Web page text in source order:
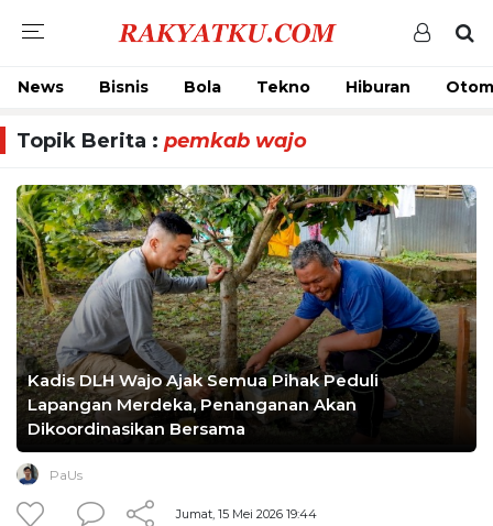
News Bisnis Bola Tekno Hiburan
Topik Berita : pemkab wajo
Kadis DLH Wajo Ajak Semua Pihak Peduli
Lapangan Merdeka, Penanganan Akan
Dikoordinasikan Bersama
PaUs
Jumat, 15 Mei 2026 19:44